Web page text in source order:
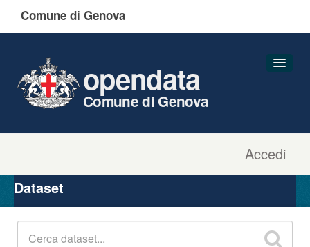
Comune di Genova
Accedi
opendata
Comune di Genova
Organizzazioni
Gruppi
Dataset